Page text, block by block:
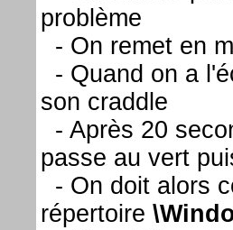
problème
- On remet en
- Quand on a
son craddle
- Après 20
passe au vert
- On doit alors
répertoire